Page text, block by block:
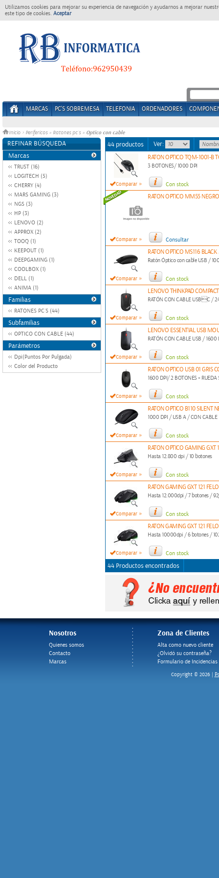
Utilizamos cookies para mejorar su experiencia de navegación y ayudarnos a mejorar
este tipo de cookies. Aceptar
MARCAS PC'S SOBREMESA TELEFONIA ORDENADORES
Inicio > Perifericos » Ratones pc´s » Optico con cable
REFINAR BÚSQUEDA
Marcas
TRUST (16)
LOGITECH (5)
CHERRY (4)
MARS GAMING (3)
NGS (3)
HP (3)
LENOVO (2)
APPROX (2)
TOOQ (1)
KEEPOUT (1)
DEEPGAMING (1)
COOLBOX (1)
DELL (1)
ANIMA (1)
Familias
RATONES PC´S (44)
Subfamilias
OPTICO CON CABLE (44)
Parámetros
Dpi(Puntos Por Pulgada)
Color del Producto
44 productos Ver:
Comparar »
RATON OPTICO TQM-1001-B
3 BOTONES/ 1000 DPI
Con stock
Comparar »
RATON OPTICO MM55
Consultar
Comparar »
RATON OPTICO MS116 BLACK
Ratón Óptico con cable USB /
Con stock
Comparar »
LENOVO THINKPAD
RATÓN CON CABLE USBC /
Con stock
Comparar »
LENOVO ESSENTIAL USB
RATÓN CON CABLE USB /
Con stock
Comparar »
RATON OPTICO USB 01 GRIS
1600 DPI/ 2 BOTONES + RUEDA
Con stock
Comparar »
RATON OPTICO B110 SILENT
1000 DPI / USB A / CON CABLE
Con stock
Comparar »
RATON OPTICO GAMING GXT
Hasta 12.800 dpi / 10 botones
Con stock
Comparar »
RATON GAMING GXT 121
Hasta 12.000dpi / 7 botones /
Con stock
Comparar »
RATON GAMING GXT 121
Hasta 10000dpi / 6 botones /
Con stock
44 Productos encontrados
Nosotros
Quienes somos
Contacto
Marcas
Zona de Clientes
Alta como nuevo cliente
¿Olvidó su contraseña?
Formulario de Incidencias
Copyright © 2026 |